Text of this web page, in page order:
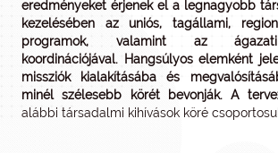
eredményeket érjenek el a legnagyobb
kezelésében az uniós, tagállami,
programok, valamint az ágazati
koordinációjával. Hangsúlyos elemként
missziók kialakításába és
minél szélesebb körét bevonják. A
alábbi társadalmi kihívások köré